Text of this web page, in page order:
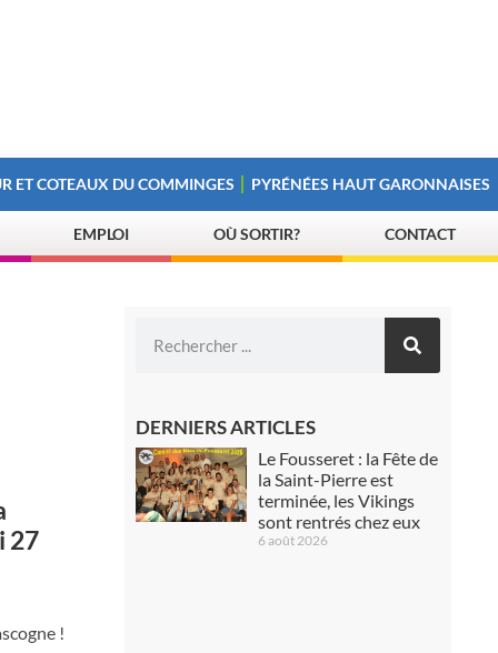
ET COTEAUX DU COMMINGES PYRÉNÉES HAUT GARONNAISES
EMPLOI OÙ SORTIR? CONTACT
27
!
DERNIERS ARTICLES
Le Fousseret : la Fête de
la Saint-Pierre est
terminée, les Vikings
sont rentrés chez eux
6 août 2026